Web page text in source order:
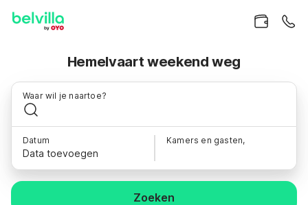
Hemelvaart weekend weg
Waar wil je naartoe?
Datum
Data toevoegen
Kamers en gasten,
Zoeken